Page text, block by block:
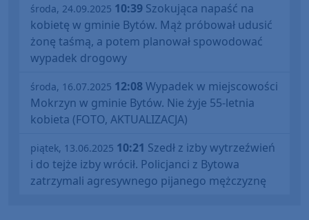
środa, 24.09.2025 10:39 Szokująca napaść na
kobietę w gminie Bytów. Mąż próbował udusić
żonę taśmą, a potem planował spowodować
wypadek drogowy
środa, 16.07.2025 12:08Wypadek w miejscowości
Mokrzyn w gminie Bytów. Nie żyje 55-letnia
kobieta (FOTO, AKTUALIZACJA)
piątek, 13.06.2025 10:21 Szedł z izby wytrzeźwień
i do tejże izby wrócił. Policjanci z Bytowa
zatrzymali agresywnego pijanego mężczyznę